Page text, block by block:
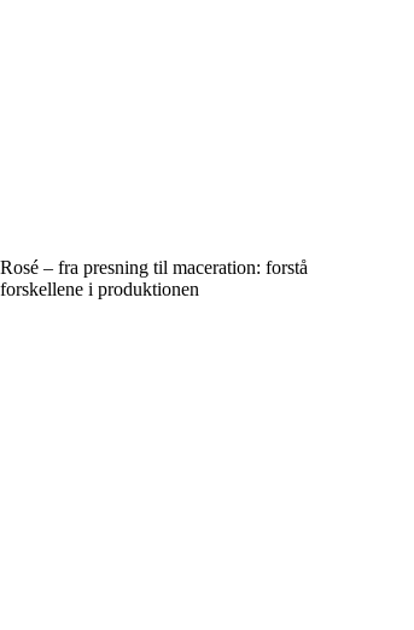
Rosé – fra presning til maceration: forstå
forskellene i produktionen